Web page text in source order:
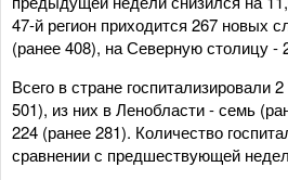
47-й регион приходится 267 новых
(ранее 408), на Северную столицу -
Всего в стране госпитализировали
501), из них в Ленобласти - семь
224 (ранее 281). Количество
сравнении с предшествующей